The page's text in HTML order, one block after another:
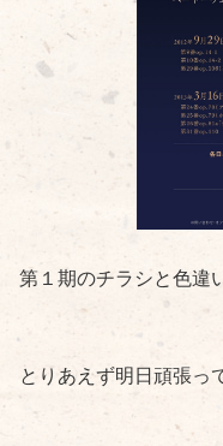
第１期のチラシと色違
とりあえず明日頑張っ